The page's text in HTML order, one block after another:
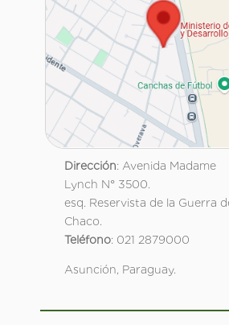
Dirección: Avenida Madame
Lynch N° 3500.
esq. Reservista de la Guerra
Chaco.
Teléfono: 021 2879000
Asunción, Paraguay.